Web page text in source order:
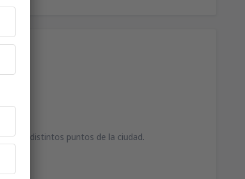
y distintos puntos de la ciudad.